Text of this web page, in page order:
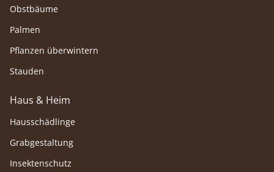
Obstbäume
Palmen
Pflanzen überwintern
Stauden
Haus & Heim
Hausschädlinge
Grabgestaltung
Insektenschutz